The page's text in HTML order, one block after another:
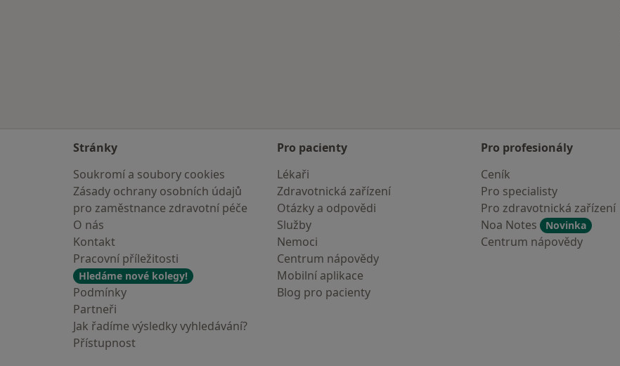
Stránky
Soukromí a soubory cookies
Zásady ochrany osobních údajů
pro zaměstnance zdravotní péče
O nás
Kontakt
Pracovní příležitosti
Hledáme nové kolegy!
Podmínky
Partneři
Jak řadíme výsledky vyhledávání?
Přístupnost
Pro pacienty
Lékaři
Zdravotnická zařízení
Otázky a odpovědi
Služby
Nemoci
Centrum nápovědy
Mobilní aplikace
Blog pro pacienty
Pro profesionály
Ceník
Pro specialisty
Pro zdravotnická zařízení
Noa Notes
Novinka
Centrum nápovědy